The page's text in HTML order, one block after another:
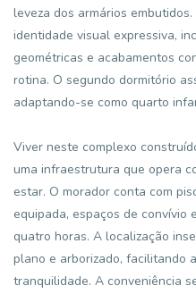
leveza dos armários
identidade visual expressiva,
geométricas e acabamentos
rotina. O segundo dormitório
adaptando-se como quarto
Viver neste complexo
uma infraestrutura que opera
estar. O morador conta com
equipada, espaços de convívio
quatro horas. A localização
plano e arborizado, facilitando
tranquilidade. A conveniência